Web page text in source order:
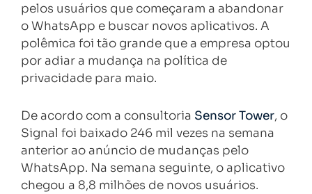
pelos usuários que começaram a abandonar
o WhatsApp e buscar novos aplicativos. A
polêmica foi tão grande que a empresa optou
por adiar a mudança na política de
privacidade para maio.
De acordo com a consultoria Sensor Tower, o
Signal foi baixado 246 mil vezes na semana
anterior ao anúncio de mudanças pelo
WhatsApp. Na semana seguinte, o aplicativo
chegou a 8,8 milhões de novos usuários.